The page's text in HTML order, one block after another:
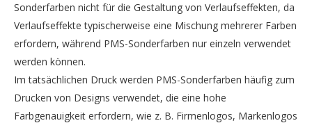
Sonderfarben nicht für die Gestaltung von Verlaufseffekten, da
Verlaufseffekte typischerweise eine Mischung mehrerer Farben
erfordern, während PMS-Sonderfarben nur einzeln verwendet
werden können.
Im tatsächlichen Druck werden PMS-Sonderfarben häufig zum
Drucken von Designs verwendet, die eine hohe
Farbgenauigkeit erfordern, wie z. B. Firmenlogos, Markenlogos